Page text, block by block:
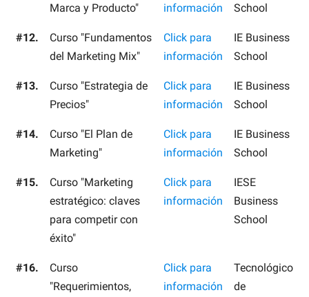
Marca y Producto"
información
School
#12.
Curso "Fundamentos
del Marketing Mix"
Click para
información
IE Business
School
#13.
Curso "Estrategia de
Precios"
Click para
información
IE Business
School
#14.
Curso "El Plan de
Marketing"
Click para
información
IE Business
School
#15.
Curso "Marketing
estratégico: claves
para competir con
éxito"
Click para
información
IESE
Business
School
#16.
Curso
"Requerimientos,
Click para
información
Tecnológico
de